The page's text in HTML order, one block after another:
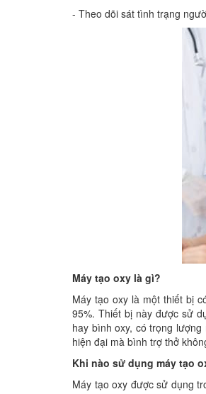
- Theo dõi sát tình trạng
Máy tạo oxy là gì?
Máy tạo oxy là một thiết bị
95%. Thiết bị này được sử
hay bình oxy, có trọng
hiện đại mà bình trợ thở
Khi nào sử dụng máy tạo
Máy tạo oxy được sử dụng